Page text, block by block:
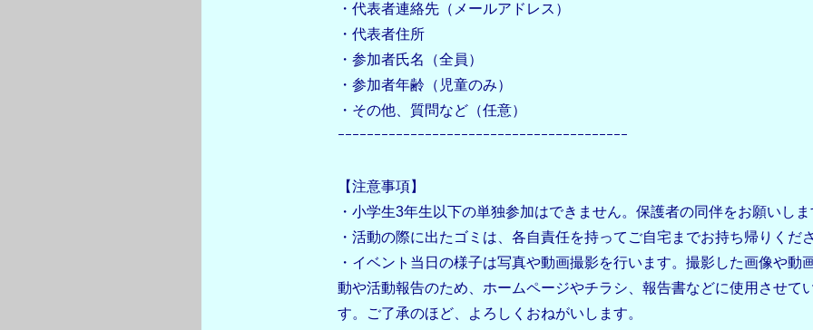
・代表者連絡先（メールアドレス）
・代表者住所
・参加者氏名（全員）
・参加者年齢（児童のみ）
・その他、質問など（任意）
ｰｰｰｰｰｰｰｰｰｰｰｰｰｰｰｰｰｰｰｰｰｰｰｰｰｰｰｰｰｰｰｰｰｰｰｰｰｰｰｰ
【注意事項】
・小学生3年生以下の単独参加はできません。保護者の同伴をお願いし
・活動の際に出たゴミは、各自責任を持ってご自宅までお持ち帰りくだ
・イベント当日の様子は写真や動画撮影を行います。撮影した画像や動
動や活動報告のため、ホームページやチラシ、報告書などに使用させて
す。ご了承のほど、よろしくおねがいします。